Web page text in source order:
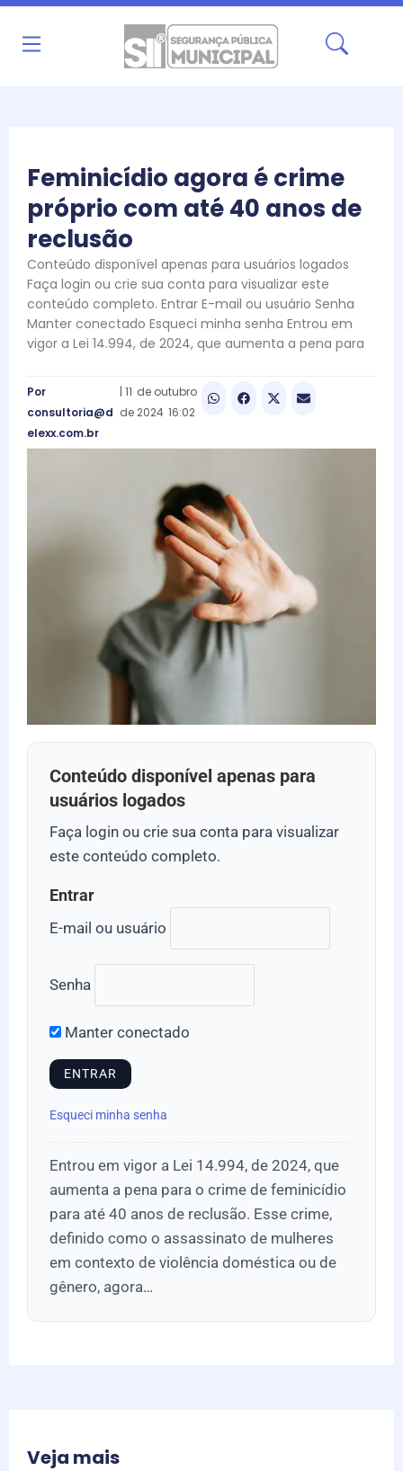
Ir
Feminicídio agora é crime
próprio com até 40 anos de
reclusão
Conteúdo disponível apenas para usuários logados
Faça login ou crie sua conta para visualizar este
conteúdo completo. Entrar E-mail ou usuário Senha
Manter conectado Esqueci minha senha Entrou em
vigor a Lei 14.994, de 2024, que aumenta a pena para
Por
consultoria@d
elexx.com.br
| 11 de outubro
de 2024 16:02
Conteúdo disponível apenas para
usuários logados
Faça login ou crie sua conta para visualizar
este conteúdo completo.
Entrar
E-mail ou usuário
Senha
Manter conectado
Esqueci minha senha
Entrou em vigor a Lei 14.994, de 2024, que
aumenta a pena para o crime de feminicídio
para até 40 anos de reclusão. Esse crime,
definido como o assassinato de mulheres
em contexto de violência doméstica ou de
gênero, agora…
Veja mais